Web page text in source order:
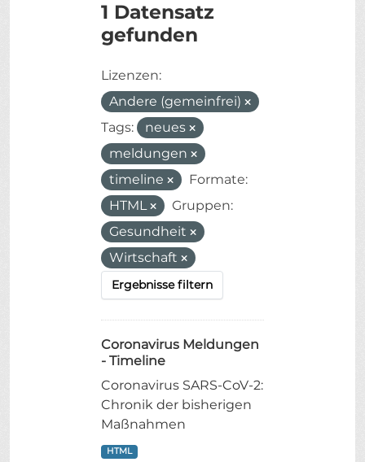
1 Datensatz
gefunden
Lizenzen:
Andere (gemeinfrei)
Tags:
neues
meldungen
timeline
Formate:
HTML
Gruppen:
Gesundheit
Wirtschaft
Ergebnisse filtern
Coronavirus Meldungen
- Timeline
Coronavirus SARS-CoV-2:
Chronik der bisherigen
Maßnahmen
HTML